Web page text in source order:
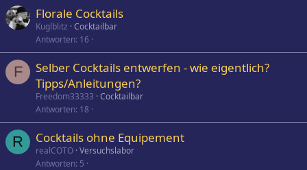
Florale Cocktails
Kuglblitz Cocktailbar
Antworten 16
F
Selber Cocktails entwerfen - wie eigentlich?
Tipps/Anleitungen?
Freedom33333 Cocktailbar
Antworten 18
R Cocktails ohne Equipement
realCOTO Versuchslabor
Antworten 5